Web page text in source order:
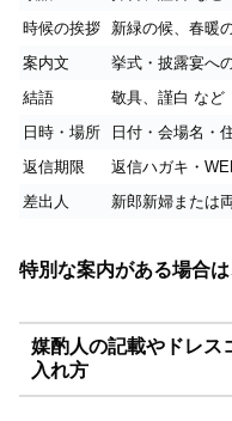
時候の挨拶
新緑の候、春暖
案内文
挙式・披露宴へ
結語
敬具、謹白 など
日時・場所
日付・会場名・
返信期限
返信ハガキ・
差出人
新郎新婦または
特別な案内がある場合
媒酌人の記載やドレス
入れ方